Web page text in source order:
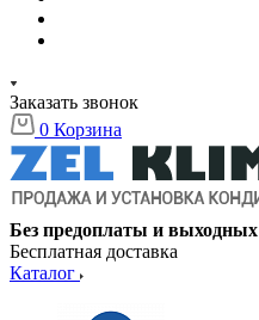
Заказать звонок
0 Корзина
Без предоплаты и выходных
Бесплатная доставка
Каталог